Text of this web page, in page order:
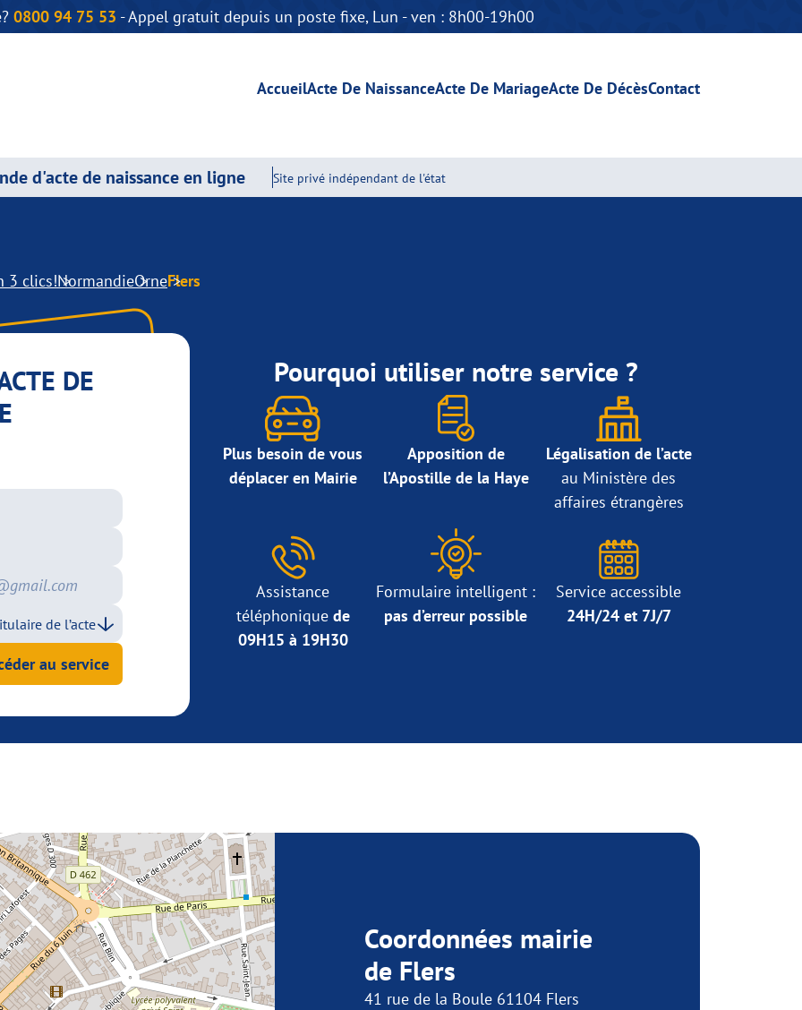
0800 94 75 53 - Appel gratuit depuis un poste fixe, Lun - ven : 8h00-19h00
AccueilActe De NaissanceActe De MariageActe De DécèsContact
d'acte de naissance en ligne Site privé indépendant de l'état
3 clics!NormandieOrneFlers
DE
au service
Pourquoi utiliser notre service ?
Plus besoin de vous
déplacer en Mairie
Apposition de
l’Apostille de la Haye
Légalisation de l’acte
au Ministère des
affaires étrangères
Assistance
téléphonique de
09H15 à 19H30
Formulaire intelligent :
pas d’erreur possible
Service accessible
24H/24 et 7J/7
Coordonnées mairie
de Flers
41 rue de la Boule 61104 Flers